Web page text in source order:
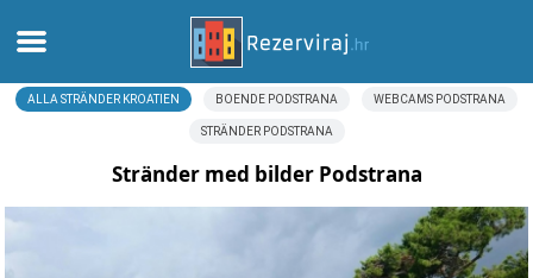
Hem
Lägenheter
ALLA STRÄNDER KROATIEN BOENDE PODSTRANA WEBCAMS PODSTRANA
STRÄNDER PODSTRANA
Stränder med bilder Podstrana